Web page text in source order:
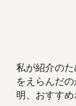
私が紹介の
をえらんだ
明、おすすめ